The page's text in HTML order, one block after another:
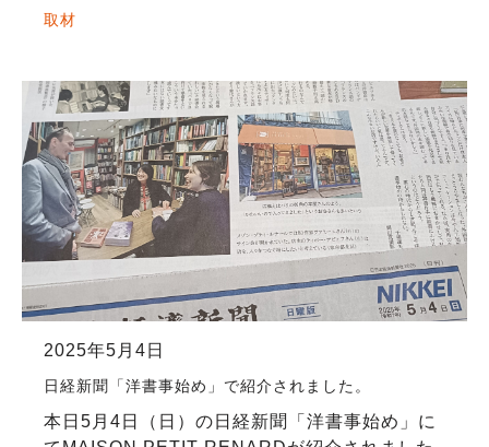
ご紹介させていただきました。 同じ本に関わる
取材
2025年5月4日
日経新聞「洋書事始め」で紹介されました。
本日5月4日（日）の日経新聞「洋書事始め」に